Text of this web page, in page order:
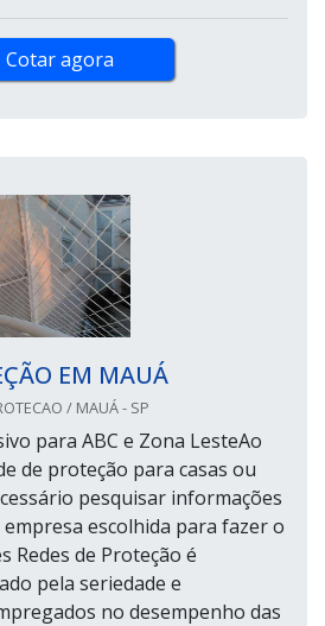
Cotar agora
EM MAUÁ
/ MAUÁ - SP
para ABC e Zona LesteAo
de proteção para casas ou
pesquisar informações
escolhida para fazer o
Redes de Proteção é
pela seriedade e
no desempenho das